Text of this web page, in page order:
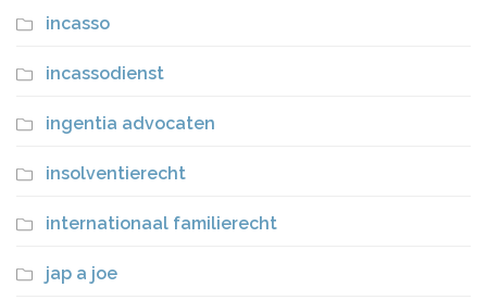
incasso
incassodienst
ingentia advocaten
insolventierecht
internationaal familierecht
jap a joe